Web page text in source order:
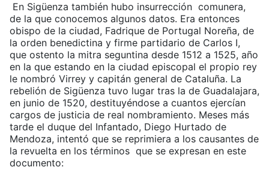
En Sigüenza también hubo insurrección comunera,
de la que conocemos algunos datos. Era entonces
obispo de la ciudad, Fadrique de Portugal Noreña, de
la orden benedictina y firme partidario de Carlos I,
que ostento la mitra seguntina desde 1512 a 1525, año
en la que estando en la ciudad episcopal el propio rey
le nombró Virrey y capitán general de Cataluña. La
rebelión de Sigüenza tuvo lugar tras la de Guadalajara,
en junio de 1520, destituyéndose a cuantos ejercían
cargos de justicia de real nombramiento. Meses más
tarde el duque del Infantado, Diego Hurtado de
Mendoza, intentó que se reprimiera a los causantes de
la revuelta en los términos que se expresan en este
documento: